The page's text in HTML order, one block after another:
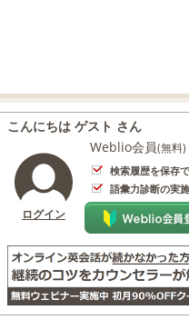
こんにちは ゲスト さん
ログイン
Weblio会員(無料)
検索履歴を保存
語彙力診断の実